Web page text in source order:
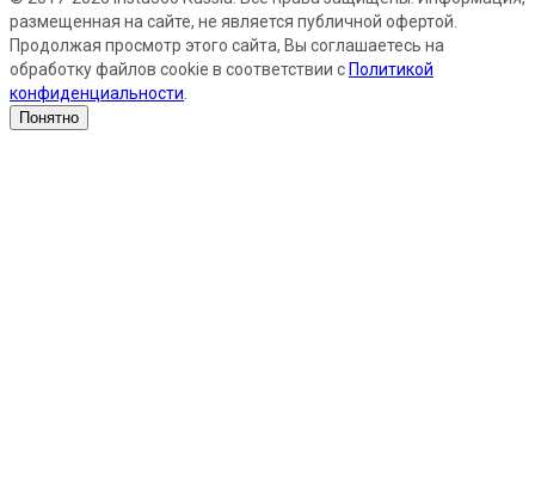
размещенная на сайте, не является публичной офертой.
Продолжая просмотр этого сайта, Вы соглашаетесь на
обработку файлов cookie в соответствии с Политикой
конфиденциальности
Понятно